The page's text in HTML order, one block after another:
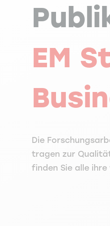
EM
Die
tragen zur
finden Sie alle